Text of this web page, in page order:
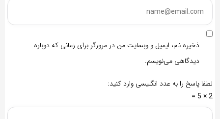
ذخیره نام، ایمیل و وبسایت من در مرورگر برای زمانی که دوباره
دیدگاهی می‌نویسم.
لطفا پاسخ را به عدد انگلیسی وارد کنید:
2 × 5 =